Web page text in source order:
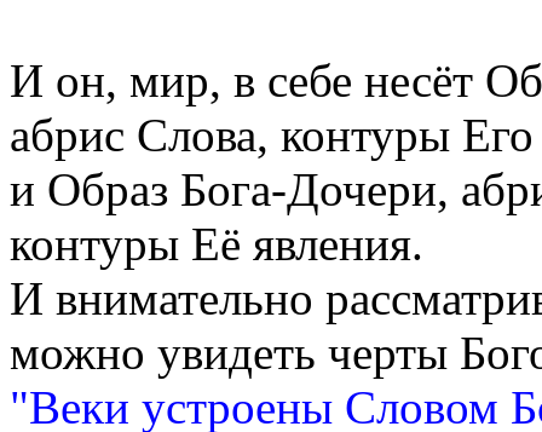
И он, мир, в себе несёт
абрис Слова, контуры
и Образ Бога-Дочери,
контуры Её явления.
И внимательно
можно увидеть черты
"Веки устроены Словом